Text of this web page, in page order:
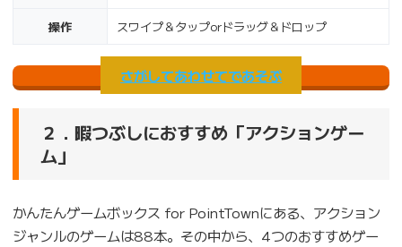
操作 スワイプ＆タップorドラッグ＆ドロップ
さがしてあわせてであそぶ
２．暇つぶしにおすすめ「アクションゲー
ム」
かんたんゲームボックス for PointTownにある、アクション
ジャンルのゲームは88本。その中から、4つのおすすめゲー